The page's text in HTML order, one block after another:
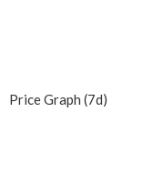
Price Graph (7d)